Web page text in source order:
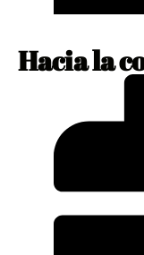
enero 10, 2024
Hacia la